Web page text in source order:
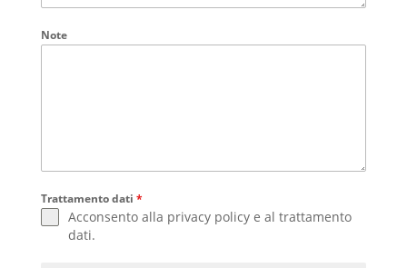
Note
Trattamento dati *
Acconsento alla privacy policye al trattamento
dati.